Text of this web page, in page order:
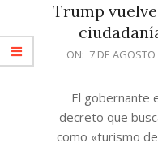
Trump
2026-
ON: 7 DE
El gobernante
decreto que
como «turismo